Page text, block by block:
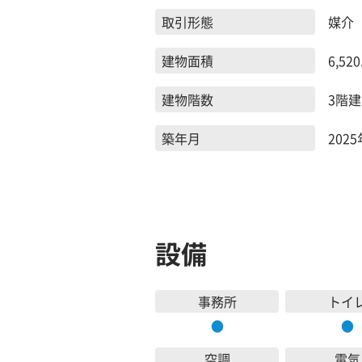
取引形態
媒介
建物面積
建物階数
3階建
築年月
2025
設備
事務所
●
トイ
●